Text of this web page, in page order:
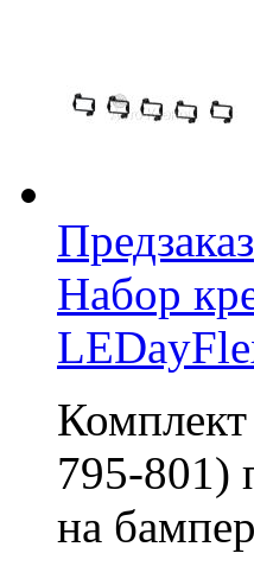
Предзаказ
Набор
795-801)
на